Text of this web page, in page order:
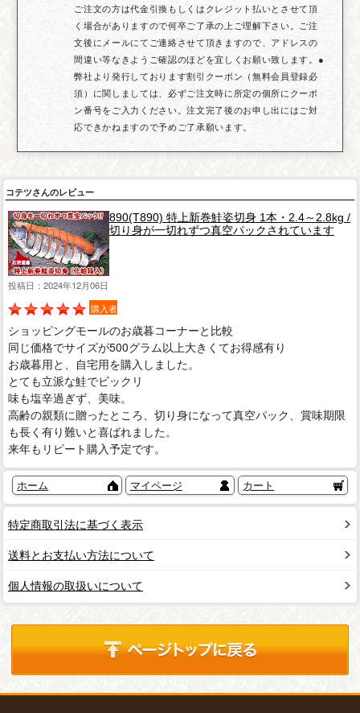
ご注文の方は代金引換もしくはクレジット払いとさせて頂
く場合がありますので何卒ご了承の上ご理解下さい。ご注
文後にメールにてご連絡させて頂きますので、アドレスの
間違い等なきようご確認のほどを宜しくお願い致します。●
弊社より発行しております割引クーポン（無料会員登録必
須）に関しましては、必ずご注文時に所定の個所にクーポ
ン番号をご入力ください。注文完了後のお申し出にはご対
応できかねますので予めご了承願います。
コテツさんのレビュー
890(T890) 特上新巻鮭姿切身 1本・2.4～2.8kg /
切り身が一切れずつ真空パックされています
投稿日：2024年12月06日
購入者
ショッピングモールのお歳暮コーナーと比較
同じ価格でサイズが500グラム以上大きくてお得感有り
お歳暮用と、自宅用を購入しました。
とても立派な鮭でビックリ
味も塩辛過ぎず、美味。
高齢の親類に贈ったところ、切り身になって真空パック、賞味期限
も長く有り難いと喜ばれました。
来年もリピート購入予定です。
ホーム マイページ カート
特定商取引法に基づく表示
送料とお支払い方法について
個人情報の取扱いについて